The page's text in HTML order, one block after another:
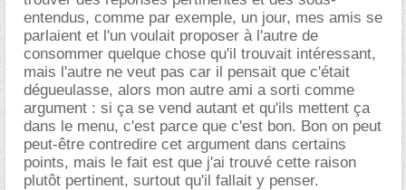
entendus, comme par exemple, un jour, mes amis se
parlaient et l'un voulait proposer à l'autre de
consommer quelque chose qu'il trouvait intéressant,
mais l'autre ne veut pas car il pensait que c'était
dégueulasse, alors mon autre ami a sorti comme
argument : si ça se vend autant et qu'ils mettent ça
dans le menu, c'est parce que c'est bon. Bon on peut
peut-être contredire cet argument dans certains
points, mais le fait est que j'ai trouvé cette raison
plutôt pertinent, surtout qu'il fallait y penser.